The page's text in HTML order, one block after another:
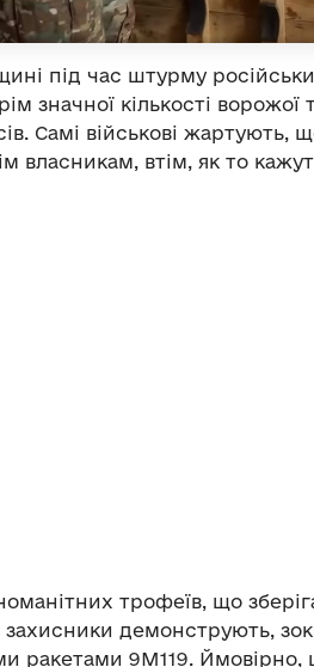
під час штурму
значної кількості
Самі військові жартують,
власникам, втім, як то
трофеїв, що
захисники демонструють,
ракетами 9М119. Ймовірно,